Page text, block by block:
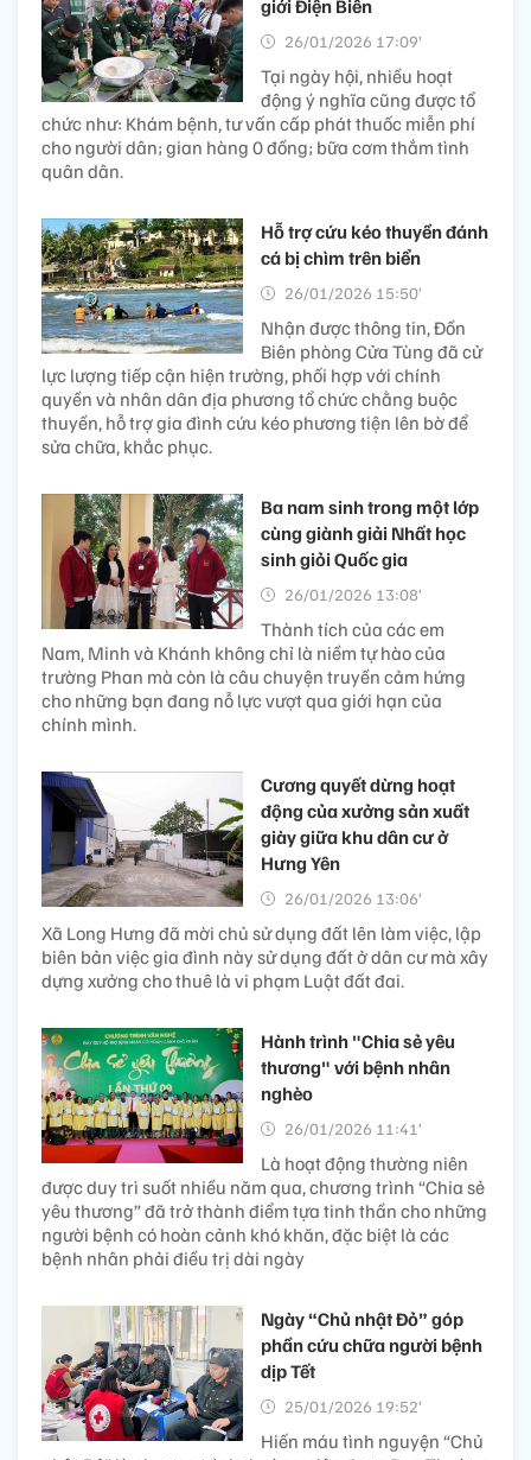
giới Điện Biên
26/01/2026 17:09’
Tại ngày hội, nhiều hoạt
động ý nghĩa cũng được tổ
chức như: Khám bệnh, tư vấn cấp phát thuốc miễn phí
cho người dân; gian hàng 0 đồng; bữa cơm thắm tình
quân dân.
Hỗ trợ cứu kéo thuyền đánh
cá bị chìm trên biển
26/01/2026 15:50’
Nhận được thông tin, Đồn
Biên phòng Cửa Tùng đã cử
lực lượng tiếp cận hiện trường, phối hợp với chính
quyền và nhân dân địa phương tổ chức chằng buộc
thuyền, hỗ trợ gia đình cứu kéo phương tiện lên bờ để
sửa chữa, khắc phục.
Ba nam sinh trong một lớp
cùng giành giải Nhất học
sinh giỏi Quốc gia
26/01/2026 13:08’
Thành tích của các em
Nam, Minh và Khánh không chỉ là niềm tự hào của
trường Phan mà còn là câu chuyện truyền cảm hứng
cho những bạn đang nỗ lực vượt qua giới hạn của
chính mình.
Cương quyết dừng hoạt
động của xưởng sản xuất
giày giữa khu dân cư ở
Hưng Yên
26/01/2026 13:06’
Xã Long Hưng đã mời chủ sử dụng đất lên làm việc, lập
biên bản việc gia đình này sử dụng đất ở dân cư mà xây
dựng xưởng cho thuê là vi phạm Luật đất đai.
Hành trình "Chia sẻ yêu
thương" với bệnh nhân
nghèo
26/01/2026 11:41’
Là hoạt động thường niên
được duy trì suốt nhiều năm qua, chương trình “Chia sẻ
yêu thương” đã trở thành điểm tựa tinh thần cho những
người bệnh có hoàn cảnh khó khăn, đặc biệt là các
bệnh nhân phải điều trị dài ngày
Ngày “Chủ nhật Đỏ” góp
phần cứu chữa người bệnh
dịp Tết
25/01/2026 19:52’
Hiến máu tình nguyện “Chủ